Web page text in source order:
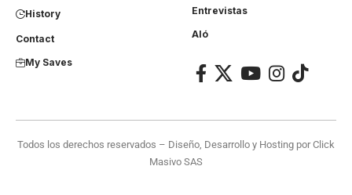
History
Contact
My Saves
Entrevistas
Aló
Todos los derechos reservados – Diseño, Desarrollo y Hosting porClick
Masivo SAS